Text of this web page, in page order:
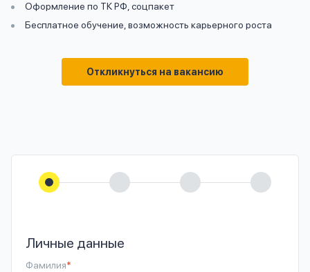
Оформление по ТК РФ, соцпакет
Бесплатное обучение, возможность карьерного роста
Откликнуться на вакансию
Личные данные
Фамилия*